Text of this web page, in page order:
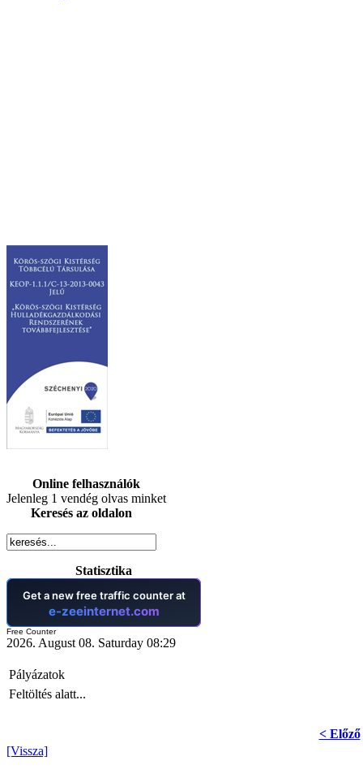
Online felhasználók
Jelenleg 1 vendég olvas minket
Keresés az oldalon
Statisztika
Free Counter
2026. August 08. Saturday 08:29
Pályázatok
Feltöltés alatt...
< Előző
[Vissza]